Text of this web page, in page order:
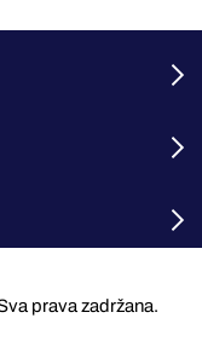
prava zadržana.